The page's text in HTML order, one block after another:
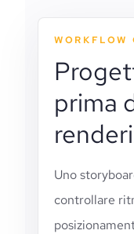
WORKFLOW
prima
Uno
controllare